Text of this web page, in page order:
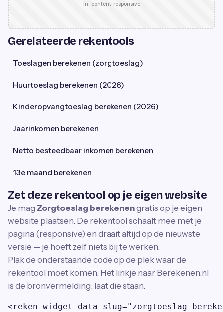
In-content · responsive
Gerelateerde rekentools
Toeslagen berekenen (zorgtoeslag)
Huurtoeslag berekenen (2026)
Kinderopvangtoeslag berekenen (2026)
Jaarinkomen berekenen
Netto besteedbaar inkomen berekenen
13e maand berekenen
Zet deze rekentool op je eigen website
Je mag Zorgtoeslag berekenengratis op je eigen
website plaatsen. De rekentool schaalt mee met je
pagina (responsive) en draait altijd op de nieuwste
versie — je hoeft zelf niets bij te werken.
Plak de onderstaande code op de plek waar de
rekentool moet komen. Het linkje naar Berekenen.nl
is de bronvermelding; laat die staan.
<reken-widget data-slug="zorgtoeslag-